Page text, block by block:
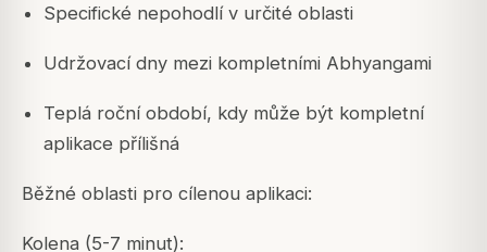
Specifické nepohodlí v určité oblasti
Udržovací dny mezi kompletními Abhyangami
Teplá roční období, kdy může být kompletní
aplikace přílišná
Běžné oblasti pro cílenou aplikaci:
Kolena (5-7 minut):